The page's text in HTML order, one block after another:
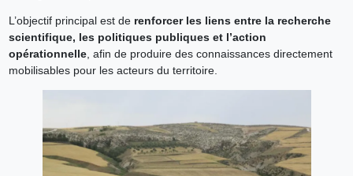
L’objectif principal est de renforcer les liens entre la recherche
scientifique, les politiques publiques et l’action
opérationnelle, afin de produire des connaissances directement
mobilisables pour les acteurs du territoire.